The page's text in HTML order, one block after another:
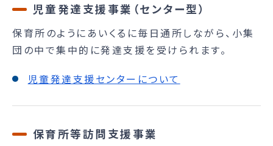
児童発達支援事業（センター型）
保育所のようにあいくるに毎日通所しながら、小集
団の中で集中的に発達支援を受けられます。
児童発達支援センターについて
保育所等訪問支援事業